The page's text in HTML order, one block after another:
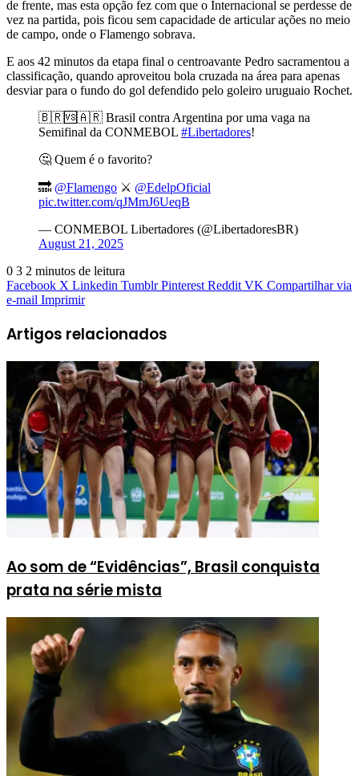
de frente, mas esta opção fez com que o Internacional se perdesse de
vez na partida, pois ficou sem capacidade de articular ações no meio
de campo, onde o Flamengo sobrava.
E aos 42 minutos da etapa final o centroavante Pedro sacramentou a
classificação, quando aproveitou bola cruzada na área para apenas
desviar para o fundo do gol defendido pelo goleiro uruguaio Rochet.
🇧🇷🆚🇦🇷 Brasil contra Argentina por uma vaga na
Semifinal da CONMEBOL #Libertadores!
🤔 Quem é o favorito?
🔜 @Flamengo ⚔️ @EdelpOficial
pic.twitter.com/qJMmJ6UeqB
— CONMEBOL Libertadores (@LibertadoresBR)
August 21, 2025
0 3 2 minutos de leitura
Facebook X Linkedin Tumblr Pinterest Reddit VK Compartilhar via
e-mail Imprimir
Artigos relacionados
Ao som de “Evidências”, Brasil conquista
prata na série mista